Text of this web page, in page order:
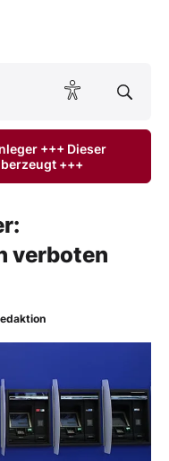
lesen
+++ Dieser
+++
verboten